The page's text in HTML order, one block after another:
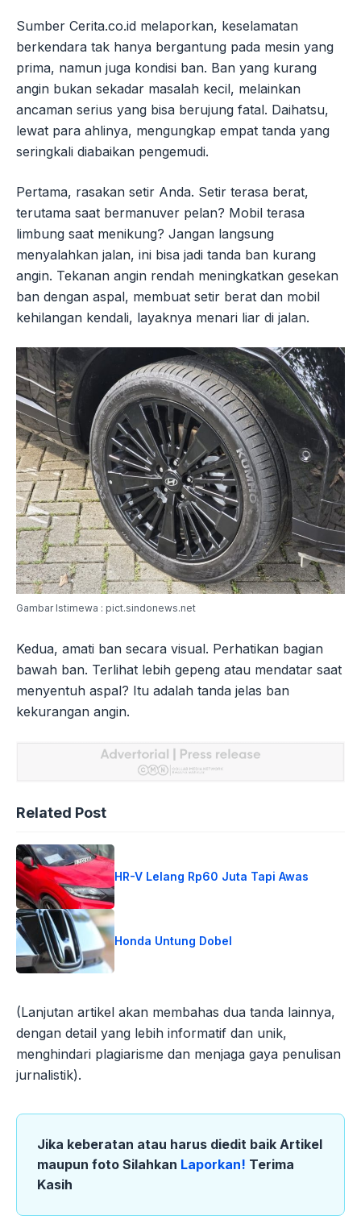
Sumber Cerita.co.id melaporkan, keselamatan
berkendara tak hanya bergantung pada mesin yang
prima, namun juga kondisi ban. Ban yang kurang
angin bukan sekadar masalah kecil, melainkan
ancaman serius yang bisa berujung fatal. Daihatsu,
lewat para ahlinya, mengungkap empat tanda yang
seringkali diabaikan pengemudi.
Pertama, rasakan setir Anda. Setir terasa berat,
terutama saat bermanuver pelan? Mobil terasa
limbung saat menikung? Jangan langsung
menyalahkan jalan, ini bisa jadi tanda ban kurang
angin. Tekanan angin rendah meningkatkan gesekan
ban dengan aspal, membuat setir berat dan mobil
kehilangan kendali, layaknya menari liar di jalan.
Gambar Istimewa : pict.sindonews.net
Kedua, amati ban secara visual. Perhatikan bagian
bawah ban. Terlihat lebih gepeng atau mendatar saat
menyentuh aspal? Itu adalah tanda jelas ban
kekurangan angin.
Related Post
HR-V Lelang Rp60 Juta Tapi Awas
Honda Untung Dobel
(Lanjutan artikel akan membahas dua tanda lainnya,
dengan detail yang lebih informatif dan unik,
menghindari plagiarisme dan menjaga gaya penulisan
jurnalistik).
Jika keberatan atau harus diedit baik Artikel
maupun foto Silahkan Laporkan! Terima
Kasih